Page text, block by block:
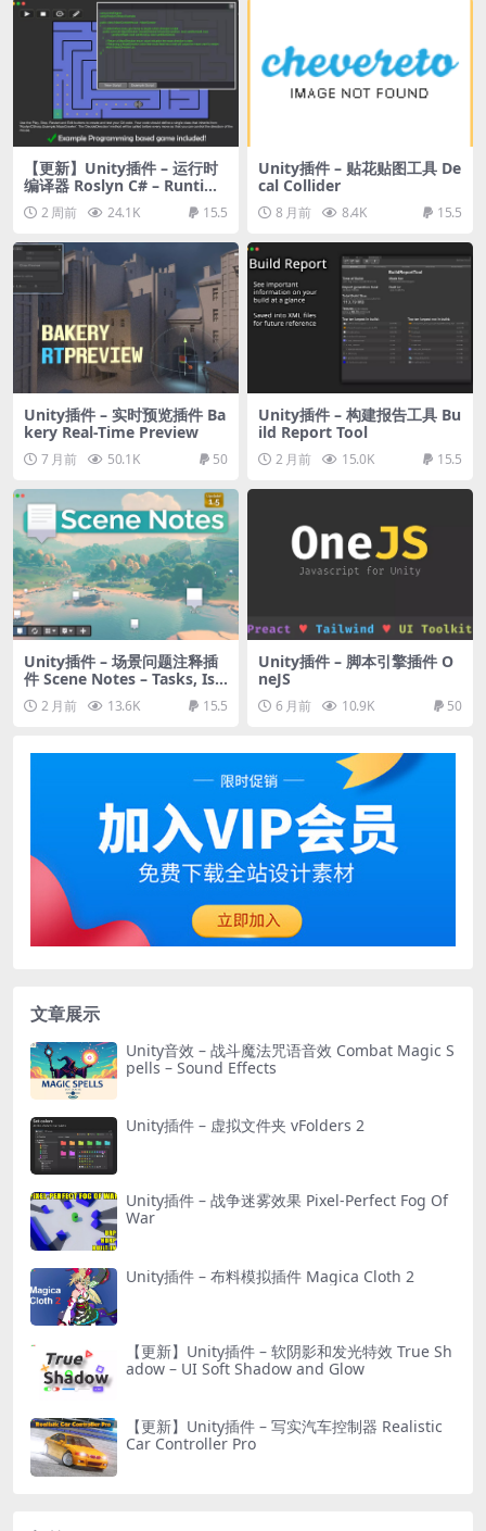
【更新】Unity插件 – 运行时
编译器 Roslyn C# – Runtime
Compiler
2 周前 24.1K 15.5
Unity插件 – 贴花贴图工具 De
cal Collider
8 月前 8.4K 15.5
Unity插件 – 实时预览插件 Ba
kery Real-Time Preview
7 月前 50.1K 50
Unity插件 – 构建报告工具 Bu
ild Report Tool
2 月前 15.0K 15.5
Unity插件 – 场景问题注释插
件 Scene Notes – Tasks, Iss
ues, Annotations
2 月前 13.6K 15.5
Unity插件 – 脚本引擎插件 O
neJS
6 月前 10.9K 50
文章展示
Unity音效 – 战斗魔法咒语音效 Combat Magic S
pells – Sound Effects
Unity插件 – 虚拟文件夹 vFolders 2
Unity插件 – 战争迷雾效果 Pixel-Perfect Fog Of
War
Unity插件 – 布料模拟插件 Magica Cloth 2
【更新】Unity插件 – 软阴影和发光特效 True Sh
adow – UI Soft Shadow and Glow
【更新】Unity插件 – 写实汽车控制器 Realistic
Car Controller Pro